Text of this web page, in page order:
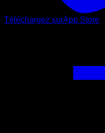
Téléchargez surApp Store